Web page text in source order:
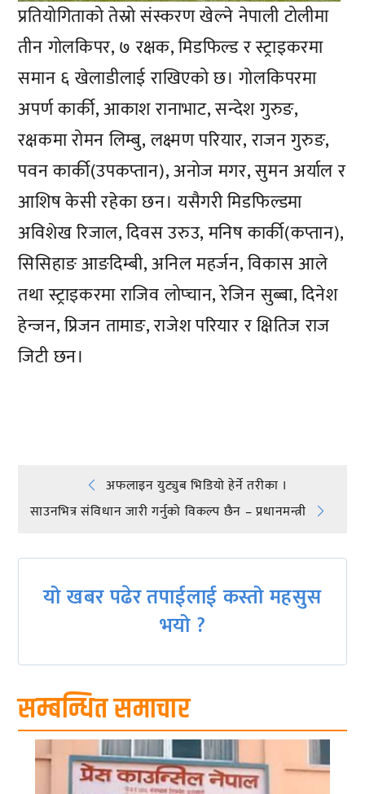
प्रतियोगिताको तेस्रो संस्करण खेल्ने नेपाली टोलीमा
तीन गोलकिपर, ७ रक्षक, मिडफिल्ड र स्ट्राइकरमा
समान ६ खेलाडीलाई राखिएको छ। गोलकिपरमा
अपर्ण कार्की, आकाश रानाभाट, सन्देश गुरुङ,
रक्षकमा रोमन लिम्बु, लक्ष्मण परियार, राजन गुरुङ,
पवन कार्की(उपकप्तान), अनोज मगर, सुमन अर्याल र
आशिष केसी रहेका छन। यसैगरी मिडफिल्डमा
अविशेख रिजाल, दिवस उरुउ, मनिष कार्की(कप्तान),
सिसिहाङ आङदिम्बी, अनिल महर्जन, विकास आले
तथा स्ट्राइकरमा राजिव लोप्चान, रेजिन सुब्बा, दिनेश
हेन्जन, प्रिजन तामाङ, राजेश परियार र क्षितिज राज
जिटी छन।
Post
navigation
अफलाइन युट्युब भिडियो हेर्ने तरीका ।
साउनभित्र संविधान जारी गर्नुको विकल्प छैन – प्रधानमन्त्री
यो खबर पढेर तपाईलाई कस्तो महसुस
भयो ?
सम्बन्धित समाचार